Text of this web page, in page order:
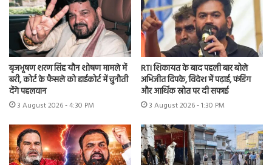
बृजभूषण शरण सिंह यौन शोषण मामले में
बरी, कोर्ट के फैसले को हाईकोर्ट में चुनौती
देंगे पहलवान
3 August 2026 - 4:30 PM
RTI शिकायत के बाद पहली बार बोले
अभिजीत दिपके, विदेश में पढ़ाई, फंडिंग
और आर्थिक स्रोत पर दी सफाई
3 August 2026 - 1:30 PM